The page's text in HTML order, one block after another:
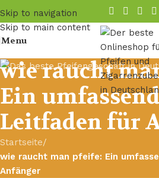
Skip to navigation
Skip to main content
Menu
wie raucht
Ein
Leitfaden für
Startseite/
wie raucht man pfeife: Ein
Anfänger